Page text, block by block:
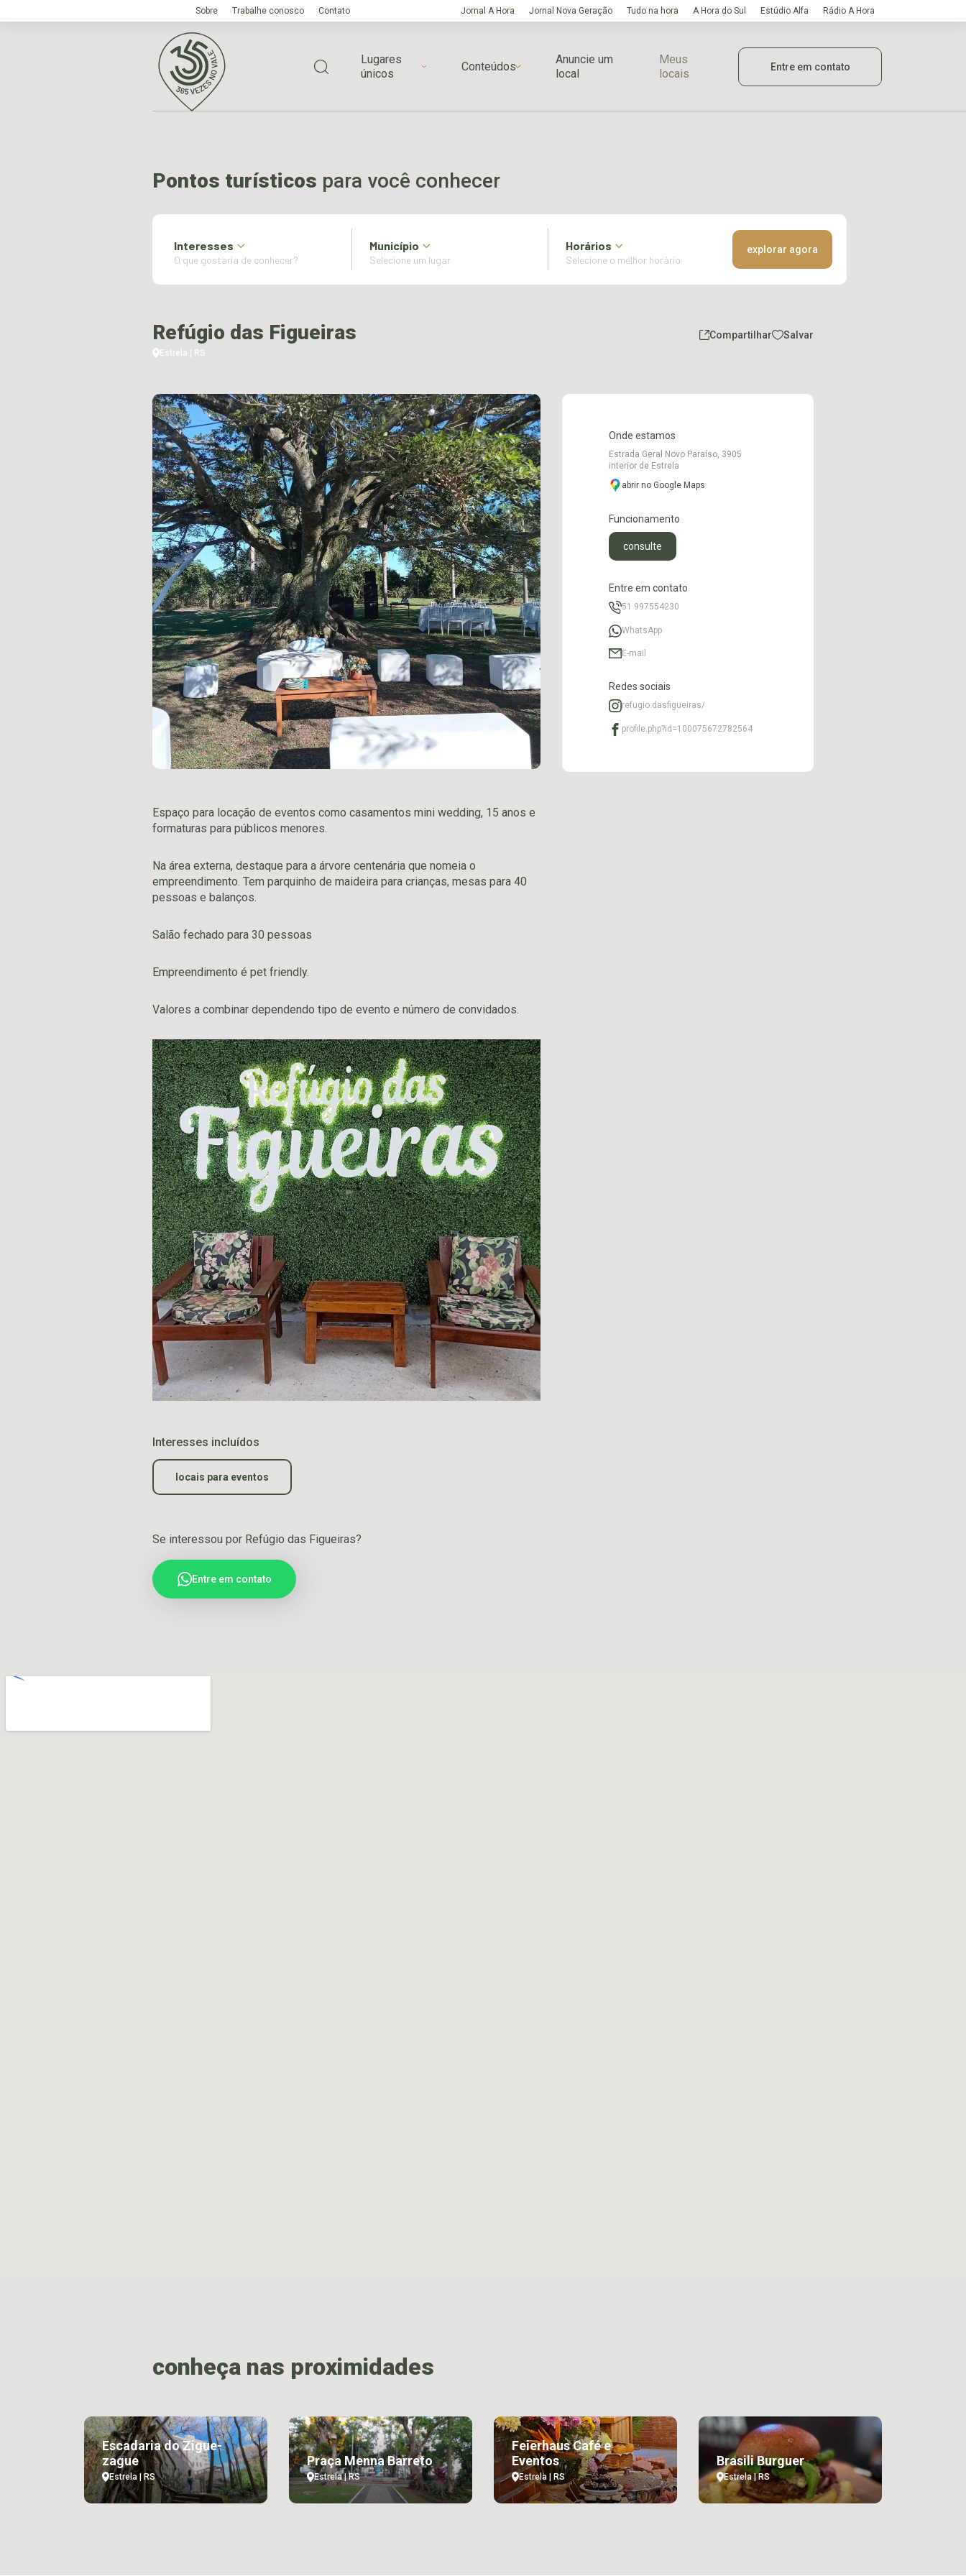
Sobre Trabalhe conosco Contato Jornal A Hora Jornal Nova Geração Tudo na hora A Hora do Sul Estúdio Alfa Rádio A Hora
Lugares
únicos
Conteúdos
Anuncie um
local
Meus
locais
Entre em contato
Pontos turísticos para você conhecer
Interesses Município Horários explorar agora
Refúgio das Figueiras
Estrela | RS
Compartilhar Salvar
Espaço para locação de eventos como casamentos mini wedding, 15 anos e
formaturas para públicos menores.
Na área externa, destaque para a árvore centenária que nomeia o
empreendimento. Tem parquinho de maideira para crianças, mesas para 40
pessoas e balanços.
Salão fechado para 30 pessoas
Empreendimento é pet friendly.
Valores a combinar dependendo tipo de evento e número de convidados.
Interesses incluídos
locais para eventos
Se interessou por Refúgio das Figueiras?
Entre em contato
Onde estamos
Estrada Geral Novo Paraíso, 3905
interior de Estrela
abrir no Google Maps
Funcionamento
consulte
Entre em contato
51 997554230
WhatsApp
E-mail
Redes sociais
refugio.dasfigueiras/
profile.php?id=100075672782564
conheça nas proximidades
Escadaria do Zigue-
zague
Estrela | RS
Praça Menna Barreto
Estrela | RS
Feierhaus Café e
Eventos
Estrela | RS
Brasili Burguer
Estrela | RS